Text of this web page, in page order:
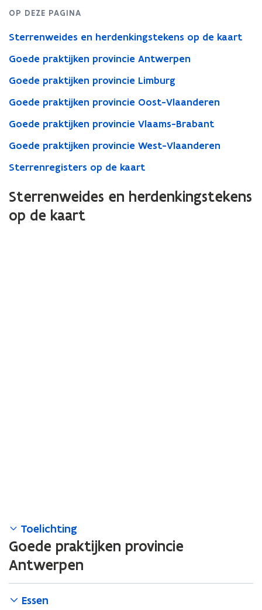
OP DEZE PAGINA
Sterrenweides en herdenkingstekens op de kaart
Goede praktijken provincie Antwerpen
Goede praktijken provincie Limburg
Goede praktijken provincie Oost-Vlaanderen
Goede praktijken provincie Vlaams-Brabant
Goede praktijken provincie West-Vlaanderen
Sterrenregisters op de kaart
Sterrenweides en herdenkingstekens
op de kaart
Toelichting
Goede praktijken provincie
Antwerpen
Essen